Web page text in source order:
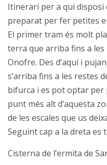
Itinerari per a qui disposi
preparat per fer petites
El primer tram és molt
terra que arriba fins a les
Onofre. Des d’aquí i
s’arriba fins a les restes
bifurca i es pot optar per
punt més alt d’aquesta
de les escales que us
Seguint cap a la dreta es
Cisterna de l’ermita de